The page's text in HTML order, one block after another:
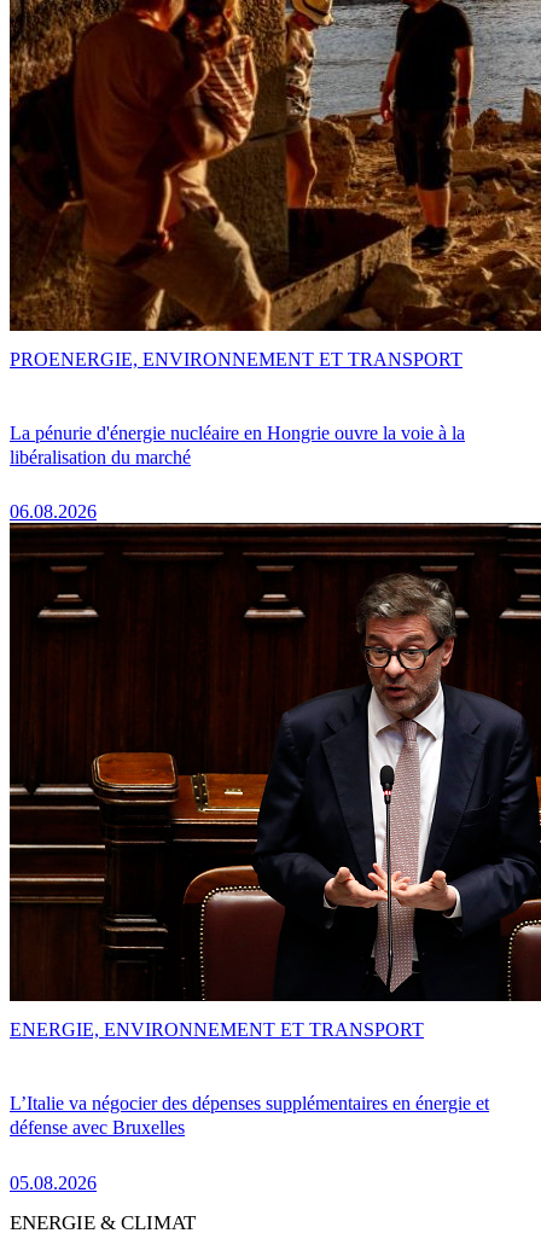
La pénurie d'énergie nucléaire en Hongrie ouvre la voie à la
libéralisation du marché
06.08.2026
PROENERGIE, ENVIRONNEMENT ET TRANSPORT
L’Italie va négocier des dépenses supplémentaires en énergie et
défense avec Bruxelles
05.08.2026
ENERGIE, ENVIRONNEMENT ET TRANSPORT
ENERGIE & CLIMAT